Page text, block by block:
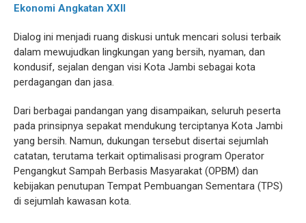
Ekonomi Angkatan XXII
Dialog ini menjadi ruang diskusi untuk mencari solusi terbaik
dalam mewujudkan lingkungan yang bersih, nyaman, dan
kondusif, sejalan dengan visi Kota Jambi sebagai kota
perdagangan dan jasa.
Dari berbagai pandangan yang disampaikan, seluruh peserta
pada prinsipnya sepakat mendukung terciptanya Kota Jambi
yang bersih. Namun, dukungan tersebut disertai sejumlah
catatan, terutama terkait optimalisasi program Operator
Pengangkut Sampah Berbasis Masyarakat (OPBM) dan
kebijakan penutupan Tempat Pembuangan Sementara (TPS)
di sejumlah kawasan kota.